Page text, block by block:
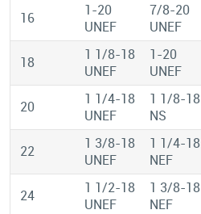
16
1-20
UNEF
7/8-20
UNEF
18
1 1/8-18
UNEF
1-20
UNEF
20
1 1/4-18
UNEF
1 1/8-18
NS
22
1 3/8-18
UNEF
1 1/4-18
NEF
24
1 1/2-18
UNEF
1 3/8-18
NEF